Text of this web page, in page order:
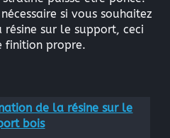
si vous souhaitez
résine sur le support, ceci
finition propre.